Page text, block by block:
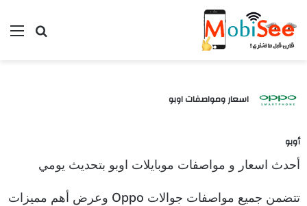
بحث
اسعار ومواصفات اوبو
أوبو
أحدث اسعار و مواصفات موبايلات اوبو بتحديث يومي
تتضمن جميع مواصفات جوالات Oppo وعرض أهم مميزات